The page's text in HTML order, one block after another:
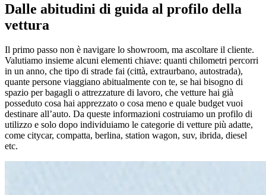
Dalle abitudini di guida al profilo della
vettura
Il primo passo non è navigare lo showroom, ma ascoltare il cliente.
Valutiamo insieme alcuni elementi chiave: quanti chilometri percorri
in un anno, che tipo di strade fai (città, extraurbano, autostrada),
quante persone viaggiano abitualmente con te, se hai bisogno di
spazio per bagagli o attrezzature di lavoro, che vetture hai già
posseduto cosa hai apprezzato o cosa meno e quale budget vuoi
destinare all’auto. Da queste informazioni costruiamo un profilo di
utilizzo e solo dopo individuiamo le categorie di vetture più adatte,
come citycar, compatta, berlina, station wagon, suv, ibrida, diesel
etc.